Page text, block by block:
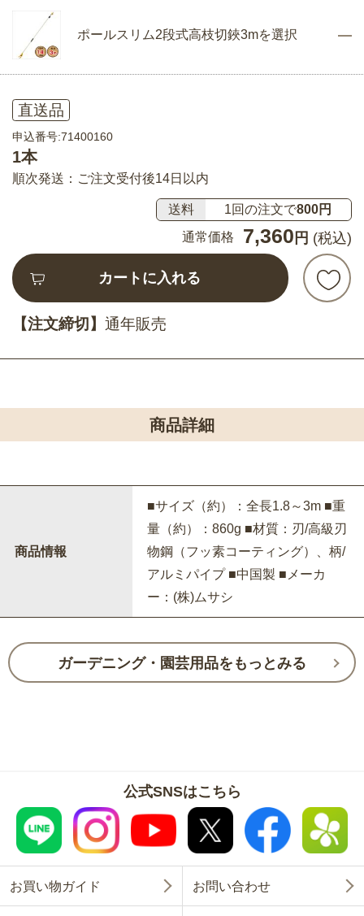
ポールスリム2段式高枝切鋏3mを選択
直送品
申込番号:71400160
1本
順次発送：ご注文受付後14日以内
送料 1回の注文で800円
通常価格
7,360 円 (税込)
カートに入れる
【注文締切】 通年販売
商品詳細
商品情報
■サイズ（約）：全長1.8～3m ■重
量（約）：860g ■材質：刃/高級刃
物鋼（フッ素コーティング）、柄/
アルミパイプ ■中国製 ■メーカ
ー：(株)ムサシ
ガーデニング・園芸用品をもっとみる
公式SNSはこちら
お買い物ガイド お問い合わせ